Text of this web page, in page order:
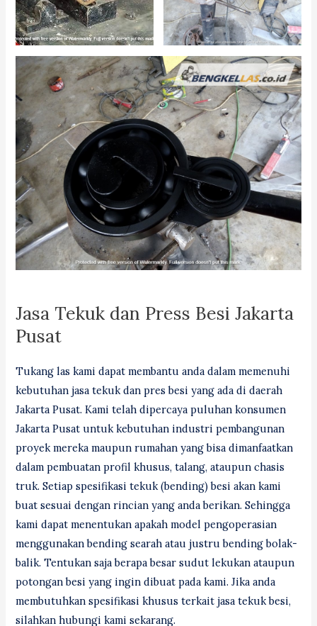
Jasa Tekuk dan Press Besi Jakarta
Pusat
Tukang las kami dapat membantu anda dalam memenuhi
kebutuhan jasa tekuk dan pres besi yang ada di daerah
Jakarta Pusat. Kami telah dipercaya puluhan konsumen
Jakarta Pusat untuk kebutuhan industri pembangunan
proyek mereka maupun rumahan yang bisa dimanfaatkan
dalam pembuatan profil khusus, talang, ataupun chasis
truk. Setiap spesifikasi tekuk (bending) besi akan kami
buat sesuai dengan rincian yang anda berikan. Sehingga
kami dapat menentukan apakah model pengoperasian
menggunakan bending searah atau justru bending bolak-
balik. Tentukan saja berapa besar sudut lekukan ataupun
potongan besi yang ingin dibuat pada kami. Jika anda
membutuhkan spesifikasi khusus terkait jasa tekuk besi,
silahkan hubungi kami sekarang.